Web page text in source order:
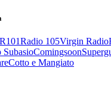
R101Radio 105Virgin Radio
SubasioComingsoon
Cotto e Mangiato